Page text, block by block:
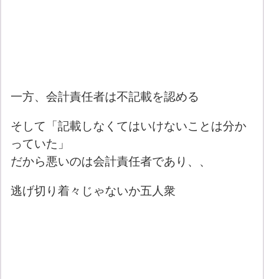
一方、会計責任者は不記載を認める
そして「記載しなくてはいけないことは分か
っていた」
だから悪いのは会計責任者であり、、
逃げ切り着々じゃないか五人衆